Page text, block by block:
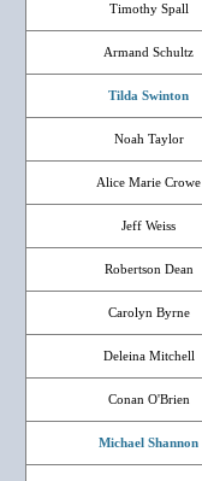
Timothy Spall
Armand Schultz
Tilda Swinton
Noah Taylor
Alice Marie Crowe
Jeff Weiss
Robertson Dean
Carolyn Byrne
Deleina Mitchell
Conan O'Brien
Michael Shannon